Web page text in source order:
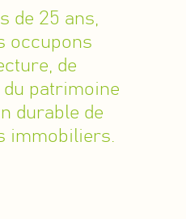
de 25 ans,
occupons
de
patrimoine
durable de
immobiliers.